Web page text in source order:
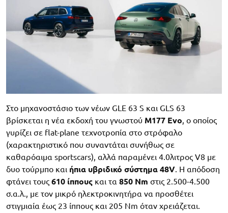
Στο μηχανοστάσιο των νέων GLE 63 S και GLS 63
βρίσκεται η νέα εκδοχή του γνωστού M177 Evo, ο οποίος
γυρίζει σε flat-plane τεχνοτροπία στο στρόφαλο
(χαρακτηριστικό που συναντάται συνήθως σε
καθαρόαιμα sportscars), αλλά παραμένει 4.0λιτρος V8 με
δυο τούρμπο και ήπια υβριδικό σύστημα 48V. Η απόδοση
φτάνει τους 610 ίππους και τα 850 Nm στις 2.500-4.500
σ.α.λ., με τον μικρό ηλεκτροκινητήρα να προσθέτει
στιγμιαία έως 23 ίππους και 205 Nm όταν χρειάζεται.